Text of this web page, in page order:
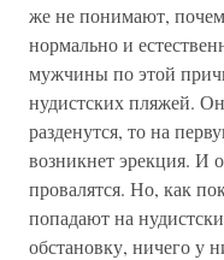
же не понимают,
нормально и
мужчины по этой
нудистских пляжей.
разденутся, то на
возникнет эрекция. И
провалятся. Но, как
попадают на
обстановку, ничего у